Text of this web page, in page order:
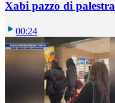
Xabi pazzo di palestra
00:24